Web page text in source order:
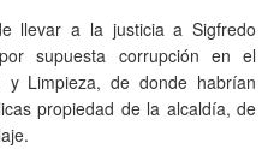
llevar a la justicia a Sigfredo
supuesta corrupción en el
y Limpieza, de donde habrían
propiedad de la alcaldía, de